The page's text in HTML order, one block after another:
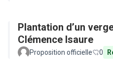
Plantation d’un
Clémence Isaure
Proposition officielle 0